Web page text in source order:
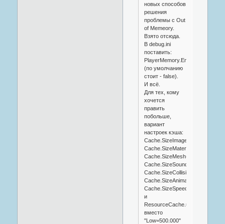
новых способов
решения
проблемы с Out
of Memeory.
Взято отсюда.
В debug.ini
поставить:
PlayerMemory.Enabled=true
(по умолчанию
стоит - false).
И всё.
Для тех, кому
хочется
править
побольше,
вариант
настроек кэша:
Cache.SizeImage=1024000000
Cache.SizeMaterial=160000000
Cache.SizeMesh=210000000
Cache.SizeSound=320000000
и
вместо
"Low=500.000"